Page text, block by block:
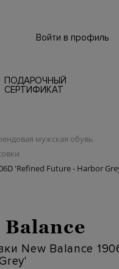
Войти в профиль
ПОДАРОЧНЫЙ
СЕРТИФИКАТ
мужская обувь
'Refined Future - Harbor
Balance
New Balance